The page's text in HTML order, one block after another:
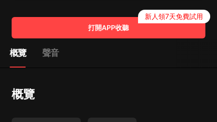
打開APP收聽
新人領7天免費試用
概覽 聲音
概覽